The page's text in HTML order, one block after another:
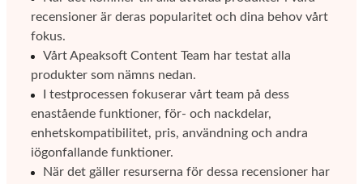
recensioner är deras popularitet och dina behov vårt
fokus.
Vårt Apeaksoft Content Team har testat alla
produkter som nämns nedan.
I testprocessen fokuserar vårt team på dess
enastående funktioner, för- och nackdelar,
enhetskompatibilitet, pris, användning och andra
iögonfallande funktioner.
När det gäller resurserna för dessa recensioner har